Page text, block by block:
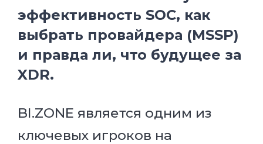
эффективность SOC, как
выбрать провайдера (MSSP)
и правда ли, что будущее за
XDR.
BI.ZONE является одним из
ключевых игроков на